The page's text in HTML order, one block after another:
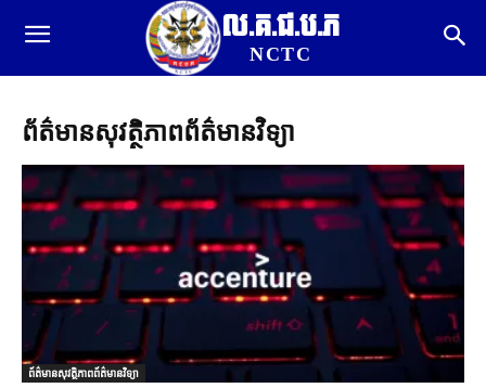
ល.គ.ជ.ប.ភ
NCTC
ព័ត៌មានសុវត្ថិភាពព័ត៌មានវិទ្យា
ព័ត៌មានសុវត្ថិភាពព័ត៌មានវិទ្យា